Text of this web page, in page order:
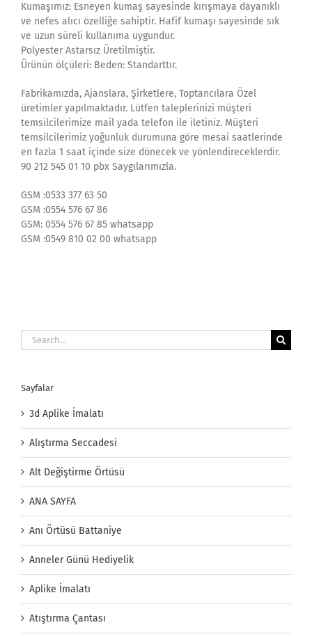
Kumaşımız: Esneyen kumaş sayesinde kırışmaya dayanıklı
ve nefes alıcı özelliğe sahiptir. Hafif kumaşı sayesinde sık
ve uzun süreli kullanıma uygundur.
Polyester Astarsız Üretilmiştir.
Ürünün ölçüleri: Beden: Standarttır.
Fabrikamızda, Ajanslara, Şirketlere, Toptancılara Özel
üretimler yapılmaktadır. Lütfen taleplerinizi müşteri
temsilcilerimize mail yada telefon ile iletiniz. Müşteri
temsilcilerimiz yoğunluk durumuna göre mesai saatlerinde
en fazla 1 saat içinde size dönecek ve yönlendireceklerdir.
90 212 545 01 10 pbx Saygılarımızla.
GSM :0533 377 63 50
GSM :0554 576 67 86
GSM: 0554 576 67 85 whatsapp
GSM :0549 810 02 00 whatsapp
Search
for:
Sayfalar
3d Aplike İmalatı
Alıştırma Seccadesi
Alt Değiştirme Örtüsü
ANA SAYFA
Anı Örtüsü Battaniye
Anneler Günü Hediyelik
Aplike İmalatı
Atıştırma Çantası